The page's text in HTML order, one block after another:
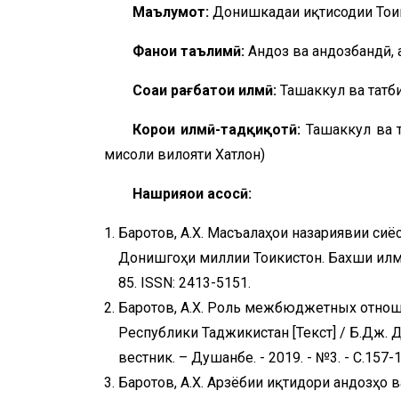
Маълумот: Донишкадаи иқтисодии
Фанҳои таълимӣ: Андоз ва андозбандӣ,
Соҳаи рағбатҳои илмӣ: Ташаккул ва
Корҳои илмӣ-тадқиқотӣ: Ташаккул ва
мисоли вилояти Хатлон)
Нашрияҳои асосӣ:
Баротов, А.Х. Масъалаҳои назариявии
Донишгоҳи миллии Тоҷикистон. Бахши
85. ISSN: 2413-5151.
Баротов, А.Х. Роль межбюджетных
Республики Таджикистан [Текст] / Б.Дж.
вестник. – Душанбе. - 2019. - №3. - С.157-
Баротов, А.Х. Арзёбии иқтидори андозҳо